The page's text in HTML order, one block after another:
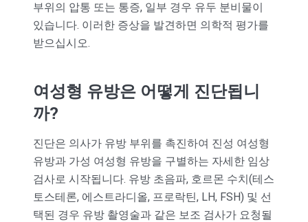
부위의 압통 또는 통증, 일부 경우 유두 분비물이
있습니다. 이러한 증상을 발견하면 의학적 평가를
받으십시오.
여성형 유방은 어떻게 진단됩니
까?
진단은 의사가 유방 부위를 촉진하여 진성 여성형
유방과 가성 여성형 유방을 구별하는 자세한 임상
검사로 시작됩니다. 유방 초음파, 호르몬 수치(테스
토스테론, 에스트라디올, 프로락틴, LH, FSH) 및 선
택된 경우 유방 촬영술과 같은 보조 검사가 요청될